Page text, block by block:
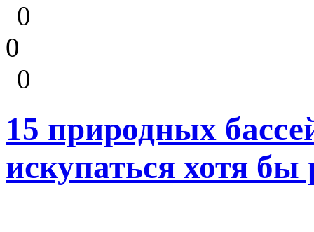
0
0
0
15 природных
искупаться хотя бы